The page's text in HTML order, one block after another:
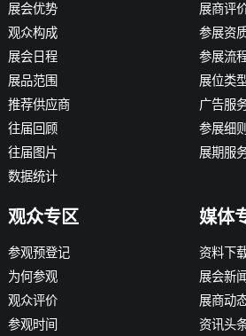
展会优势
观众构成
展会日程
展品范围
推荐供应商
往届回顾
往届图片
数据统计
展商评
参展资
参展流
展位类
广告服
参展细则
展期服
观众专区
参观预登记
为何参观
观众评价
参观时间
媒体
资料下
展会新闻
展商动
资讯头